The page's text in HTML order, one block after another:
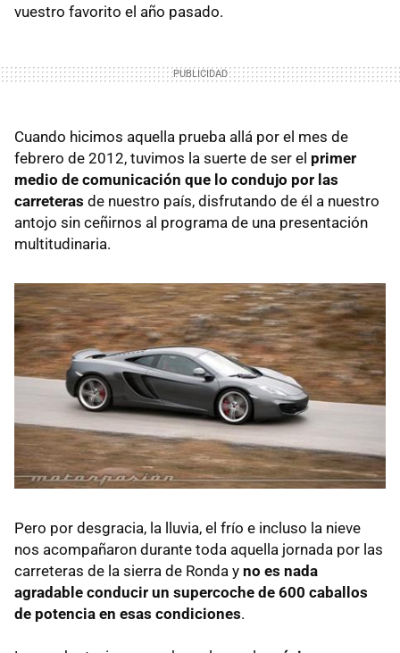
vuestro favorito el año pasado.
Cuando hicimos aquella prueba allá por el mes de
febrero de 2012, tuvimos la suerte de ser el primer
medio de comunicación que lo condujo por las
carreteras de nuestro país, disfrutando de él a nuestro
antojo sin ceñirnos al programa de una presentación
multitudinaria.
Pero por desgracia, la lluvia, el frío e incluso la nieve
nos acompañaron durante toda aquella jornada por las
carreteras de la sierra de Ronda y no es nada
agradable conducir un supercoche de 600 caballos
de potencia en esas condiciones.